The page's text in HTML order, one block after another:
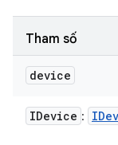
Tham số
device
IDevice :